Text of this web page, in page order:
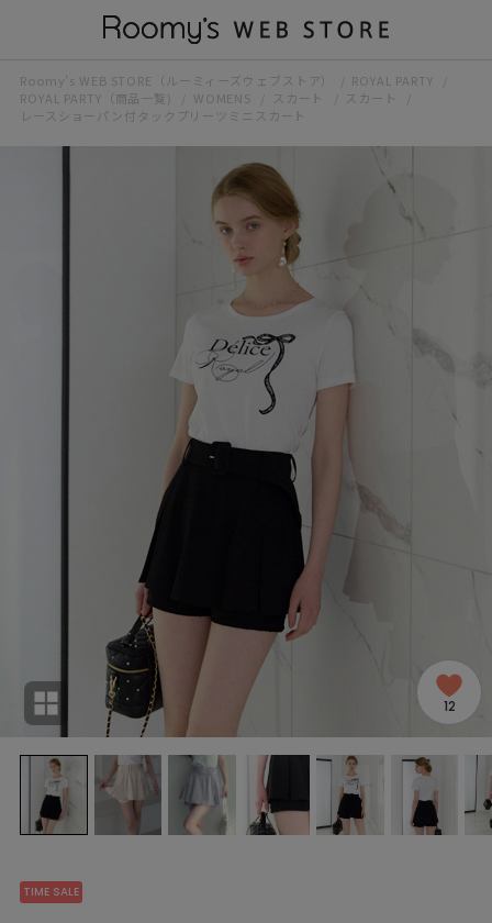
Roomy’s WEB STORE（ルーミィーズウェブストア）
ROYAL PARTY
ROYAL PARTY（商品一覧)
WOMENS スカート
スカート
レースショーパン付タックプリーツミニスカート
12
TIME SALE